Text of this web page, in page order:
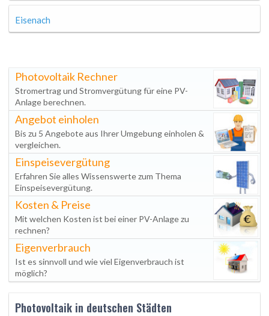
Eisenach
Photovoltaik Rechner
Stromertrag und Stromvergütung für eine PV-
Anlage berechnen.
Angebot einholen
Bis zu 5 Angebote aus Ihrer Umgebung einholen &
vergleichen.
Einspeisevergütung
Erfahren Sie alles Wissenswerte zum Thema
Einspeisevergütung.
Kosten & Preise
Mit welchen Kosten ist bei einer PV-Anlage zu
rechnen?
Eigenverbrauch
Ist es sinnvoll und wie viel Eigenverbrauch ist
möglich?
Photovoltaik in deutschen Städten